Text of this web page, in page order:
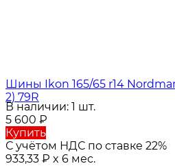
Шины Ikon 165/65 r14
2) 79R
В наличии: 1 шт.
5 600 ₽
Купить
С учётом НДС по ставке 22%
933,33 ₽ x 6 мес.